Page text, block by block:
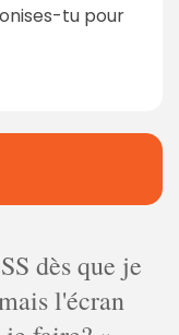
tu pour
dès que je
l'écran